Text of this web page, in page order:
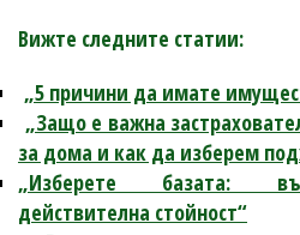
Вижте следните статии:
„5 причини да имате
„Защо е важна
за дома и как да изберем
„Изберете базата:
действителна стойност“